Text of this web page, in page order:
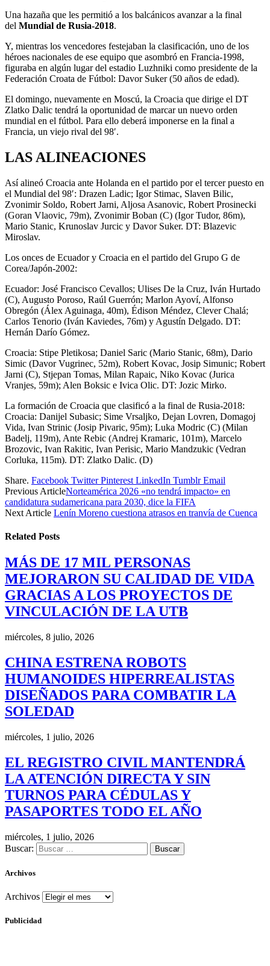
Una hazaña que les permitió a los balcánicos avanzar a la final
del Mundial de Rusia-2018.
Y, mientras los vencedores festejaban la clasificación, uno de los
héroes nacionales de ese equipo que asombró en Francia-1998,
figuraba en algún lugar del estadio Luzhniki como presidente de la
Federación Croata de Fútbol: Davor Suker (50 años de edad).
El domingo, nuevamente en Moscú, la Croacia que dirige el DT
Zlatko Dalic tendrá la oportunidad de marcar un nuevo orden
mundial en el fútbol. Para ello deberá imponerse en la final a
Francia, un viejo rival del 98′.
LAS ALINEACIONES
Así alineó Croacia ante Holanda en el partido por el tercer puesto en
el Mundial del 98′: Drazen Ladic; Igor Stimac, Slaven Bilic,
Zvonimir Soldo, Robert Jarni, Aljosa Asanovic, Robert Prosinecki
(Goran Vlaovic, 79m), Zvonimir Boban (C) (Igor Tudor, 86m),
Mario Stanic, Krunoslav Jurcic y Davor Suker. DT: Blazevic
Miroslav.
Los onces de Ecuador y Croacia en el partido del Grupo G de
Corea/Japón-2002:
Ecuador: José Francisco Cevallos; Ulises De la Cruz, Iván Hurtado
(C), Augusto Poroso, Raúl Guerrón; Marlon Ayoví, Alfonso
Obregón (Álex Aguinaga, 40m), Édison Méndez, Clever Chalá;
Carlos Tenorio (Iván Kaviedes, 76m) y Agustín Delgado. DT:
Hernán Darío Gómez.
Croacia: Stipe Pletikosa; Daniel Saric (Mario Stanic, 68m), Dario
Simic (Davor Vugrinec, 52m), Robert Kovac, Josip Simunic; Robert
Jarni (C), Stjepan Tomas, Milan Rapaic, Niko Kovac (Jurica
Vranjes, 59m); Alen Boksic e Ivica Olic. DT: Jozic Mirko.
La formación de Croacia que clasificó a la final de Rusia-2018:
Croacia: Danijel Subasic; Sime Vrsaljko, Dejan Lovren, Domagoj
Vida, Ivan Strinic (Josip Pivaric, 95m); Luka Modric (C) (Milan
Badelj, 119m), Ante Rebic (Andrej Kramaric, 101m), Marcelo
Brozovic, Ivan Rakitic, Ivan Perisic, Mario Mandzukic (Vedran
Corluka, 115m). DT: Zlatko Dalic. (D)
Share. Facebook Twitter Pinterest LinkedIn Tumblr Email
Previous ArticleNorteamérica 2026 «no tendrá impacto» en
candidatura sudamericana para 2030, dice la FIFA
Next Article Lenín Moreno cuestiona atrasos en tranvía de Cuenca
Related Posts
MÁS DE 17 MIL PERSONAS
MEJORARON SU CALIDAD DE VIDA
GRACIAS A LOS PROYECTOS DE
VINCULACIÓN DE LA UTB
miércoles, 8 julio, 2026
CHINA ESTRENA ROBOTS
HUMANOIDES HIPERREALISTAS
DISEÑADOS PARA COMBATIR LA
SOLEDAD
miércoles, 1 julio, 2026
EL REGISTRO CIVIL MANTENDRÁ
LA ATENCIÓN DIRECTA Y SIN
TURNOS PARA CÉDULAS Y
PASAPORTES TODO EL AÑO
miércoles, 1 julio, 2026
Buscar:
Archivos
Archivos
Publicidad